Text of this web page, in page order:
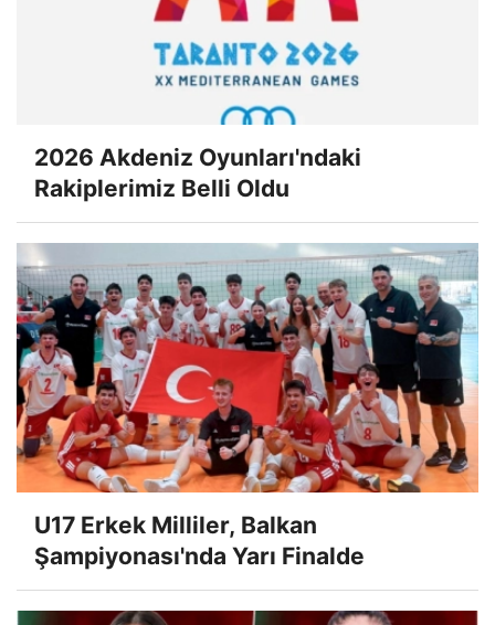
2026 Akdeniz Oyunları'ndaki
Rakiplerimiz Belli Oldu
U17 Erkek Milliler, Balkan
Şampiyonası'nda Yarı Finalde